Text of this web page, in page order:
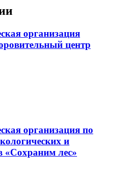
организация
центр
организация по
и
«Сохраним лес»